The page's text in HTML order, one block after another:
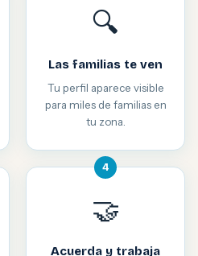
🔍
Las familias te ven
Tu perfil aparece visible
para miles de familias en
tu zona.
4
🤝
Acuerda y trabaja